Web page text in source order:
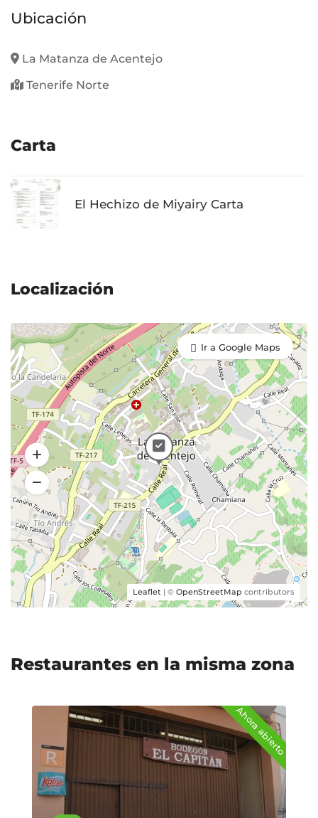
Ubicación
La Matanza de Acentejo
Tenerife Norte
Carta
El Hechizo de Miyairy Carta
Localización
Leaflet | © OpenStreetMap contributors
Ir a Google Maps
Restaurantes en la misma zona
Ahora abierto